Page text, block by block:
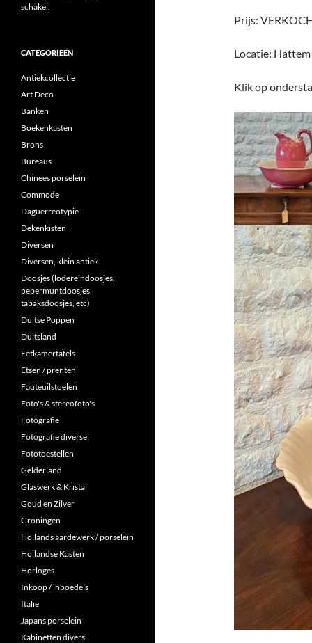
Prijs:
Locatie: Hattem
Klik op
schakel.
CATEGORIEËN
Antiekcollectie
Art Deco
Banken
Boekenkasten
Brons
Bureaus
Chinees porselein
Commode
Daguerreotypie
Dekenkisten
Diversen
Diversen, klein antiek
Doosjes (lodereindoosjes,
pepermuntdoosjes,
tabaksdoosjes, etc)
Duitse Poppen
Duitsland
Eetkamertafels
Etsen / prenten
Fauteuilstoelen
Foto's & stereofoto's
Fotografie
Fotografie diverse
Fototoestellen
Gelderland
Glaswerk & Kristal
Goud en Zilver
Groningen
Hollands aardewerk / porselein
Hollandse Kasten
Horloges
Inkoop / inboedels
Italie
Japans porselein
Kabinetten divers